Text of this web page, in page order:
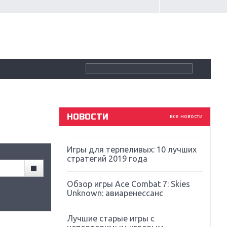
все новости
НОВОСТИ
Souls
Far Cry 5: хвалить нельзя ругать
Игры для терпеливых: 10 лучших
стратегий 2019 года
Обзор игры Ace Combat 7: Skies
Unknown: авиаренессанс
Лучшие старые игры с